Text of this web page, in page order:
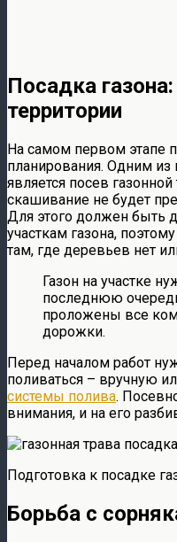
Посадка
территории
На самом первом этапе
планирования. Одним
является посев
скашивание не будет
Для этого должен быть
участкам газона,
там, где деревьев нет
Газон на участке
последнюю
проложены все
дорожки.
Перед началом работ
поливаться – вручную
системы полива.
внимания, и на его
Подготовка к посадке
Борьба с